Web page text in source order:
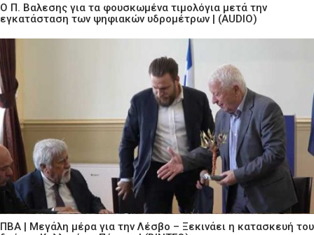
Ο Π. Βαλεσης για τα φουσκωμένα τιμολόγια μετά την
εγκατάσταση των ψηφιακών υδρομέτρων | (AUDIO)
ΠΒΑ | Μεγάλη μέρα για την Λέσβο – Ξεκινάει η κατασκευή του